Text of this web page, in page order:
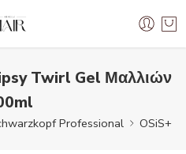
Twirl Gel Μαλλιών
Professional OSiS+